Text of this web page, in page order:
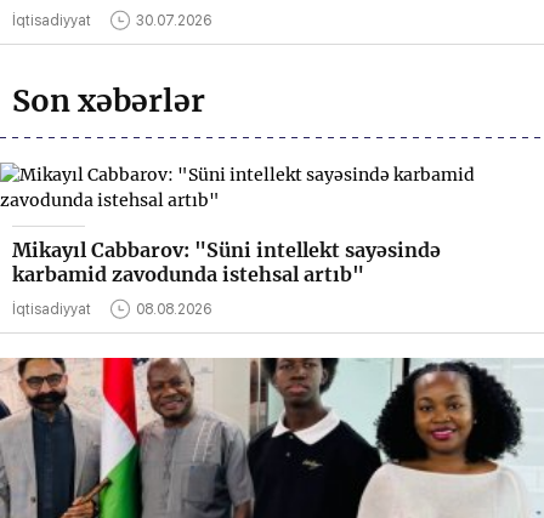
İqtisadiyyat 30.07.2026
Son xəbərlər
Mikayıl Cabbarov: "Süni intellekt sayəsində
karbamid zavodunda istehsal artıb"
İqtisadiyyat 08.08.2026